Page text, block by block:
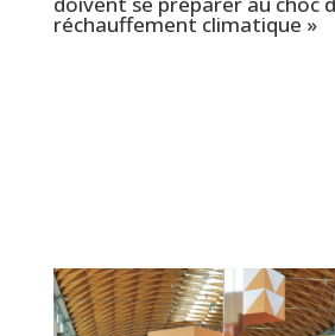
réchauffement climatique »